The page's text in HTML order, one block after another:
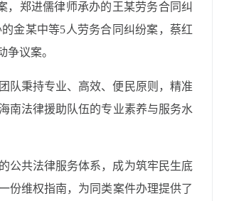
，郑进儒律师承办的王某劳务合同纠
金某中等5人劳务合同纠纷案，蔡红
议案。
队秉持专业、高效、便民原则，精准
南法律援助队伍的专业素养与服务水
公共法律服务体系，成为筑牢民生底
份维权指南，为同类案件办理提供了